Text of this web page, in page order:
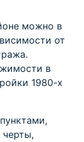
можно в
от
в
1980-х